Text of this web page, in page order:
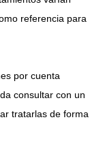
referencia para
por cuenta
consultar con un
tratarlas de forma